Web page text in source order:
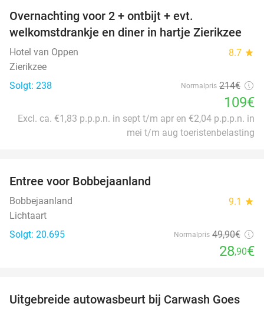
Overnachting voor 2 + ontbijt + evt.
welkomstdrankje en diner in hartje Zierikzee
Hotel van Oppen 8.7 star
Zierikzee
Solgt: 238
Normalpris 214€
109€
Excl. ca. €1,83 p.p.p.n. in sept t/m apr en €2,04 p.p.p.n. in
mei t/m aug toeristenbelasting
Entree voor Bobbejaanland
Bobbejaanland 9.1 star
Lichtaart
Solgt: 20.695
Normalpris 49,90€
28,90€
36%
Uitgebreide autowasbeurt bij Carwash Goes